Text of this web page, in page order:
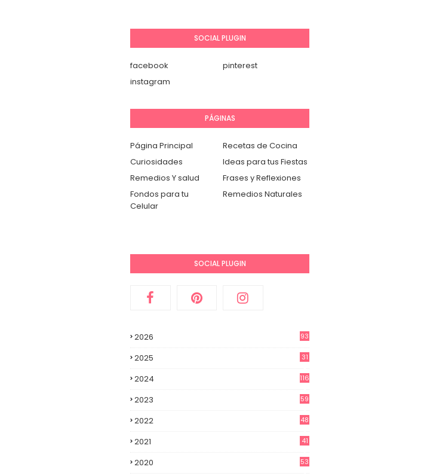
SOCIAL PLUGIN
facebook
pinterest
instagram
PÁGINAS
Página Principal
Recetas de Cocina
Curiosidades
Ideas para tus Fiestas
Remedios Y salud
Frases y Reflexiones
Fondos para tu
Celular
Remedios Naturales
SOCIAL PLUGIN
2026 93
2025
31
2024
116
2023
59
2022
48
2021
41
2020
53